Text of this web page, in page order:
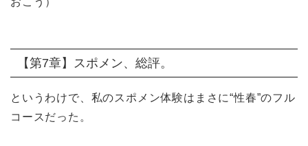
【第7章】スポメン、総評。
というわけで、私のスポメン体験はまさに“性春”のフル
コースだった。